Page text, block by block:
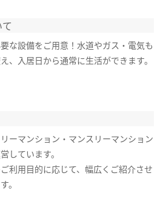
な設備をご用意！水道やガス・電気も
、入居日から通常に生活ができます。
ーマンション・マンスリーマンション
しています。
利用目的に応じて、幅広くご紹介させ
。